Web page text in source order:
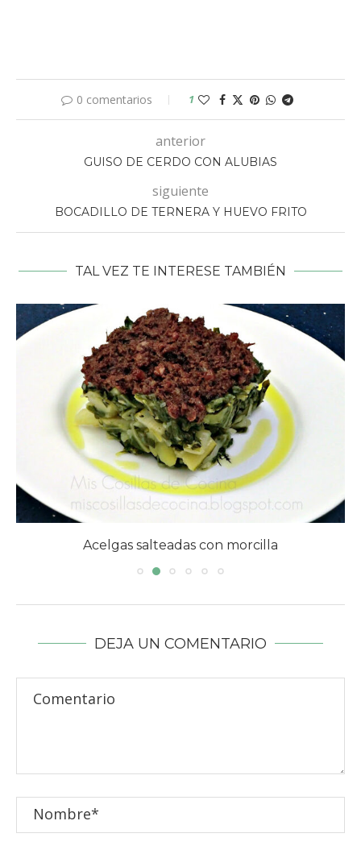
0 comentarios 1
anterior
GUISO DE CERDO CON ALUBIAS
siguiente
BOCADILLO DE TERNERA Y HUEVO FRITO
TAL VEZ TE INTERESE TAMBIÉN
Acelgas salteadas con morcilla
DEJA UN COMENTARIO